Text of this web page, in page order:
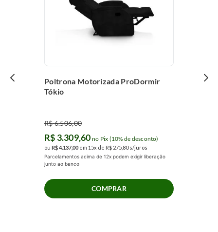
Poltrona Motorizada ProDormir
Tókio
R$6.506,00
R$ 3.309,60 no Pix (10% de desconto)
ou R$4.13700 em 15x de R$ 275 80s/juros
Parcelamentos acima de 12x podem exigir liberação
junto ao banco
COMPRAR